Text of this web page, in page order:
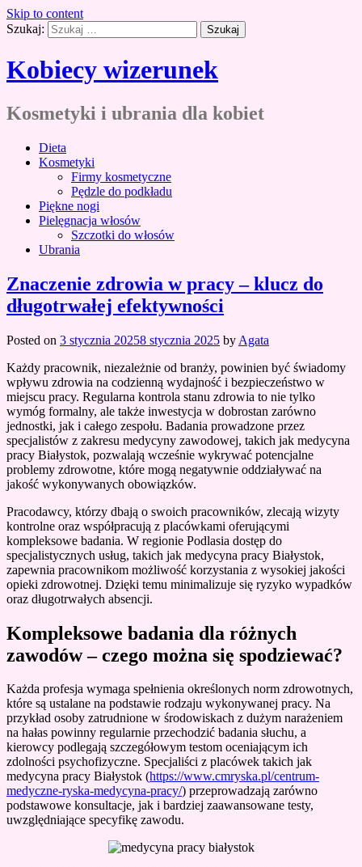
Skip to content
Szukaj:
Kobiecy wizerunek
Kosmetyki i ubrania dla kobiet
Dieta
Kosmetyki
Firmy kosmetyczne
Pędzle do podkładu
Piękne nogi
Pielęgnacja włosów
Szczotki do włosów
Ubrania
Znaczenie zdrowia w pracy – klucz do
długotrwałej efektywności
Posted on 3 stycznia 20258 stycznia 2025 by Agata
Każdy pracownik, niezależnie od branży, powinien być świadomy
wpływu zdrowia na codzienną wydajność i bezpieczeństwo w
miejscu pracy. Regularna kontrola stanu zdrowia to nie tylko
wymóg formalny, ale także inwestycja w dobrostan zarówno
jednostki, jak i całego zespołu. Badania prowadzone przez
specjalistów z zakresu medycyny zawodowej, takich jak medycyna
pracy Białystok, pozwalają wcześnie wykrywać potencjalne
problemy zdrowotne, które mogą negatywnie oddziaływać na
jakość wykonywanych obowiązków.
Pracodawcy, którzy dbają o swoich pracowników, zlecają wizyty
kontrolne oraz współpracują z placówkami oferującymi
kompleksowe badania. W regionie Podlasia dostęp do
specjalistycznych usług, takich jak medycyna pracy Białystok,
zapewnia pracownikom możliwość korzystania z wysokiej jakości
opieki zdrowotnej. Dzięki temu minimalizuje się ryzyko wypadków
oraz długotrwałych absencji.
Kompleksowe badania dla różnych
zawodów – czego można się spodziewać?
Każda profesja wymaga spełnienia określonych norm zdrowotnych,
które są ustalane na podstawie rodzaju wykonywanej pracy. Na
przykład osoby zatrudnione w środowiskach z dużym narażeniem
na hałas powinny regularnie przechodzić badania słuchu, a
kierowcy podlegają szczegółowym testom oceniającym ich
zdolności psychofizyczne. Specjaliści z placówek takich jak
medycyna pracy Białystok (https://www.cmryska.pl/centrum-
medyczne-ryska-medycyna-pracy/) przeprowadzają zarówno
podstawowe konsultacje, jak i bardziej zaawansowane testy,
uwzględniające specyfikę zawodu.